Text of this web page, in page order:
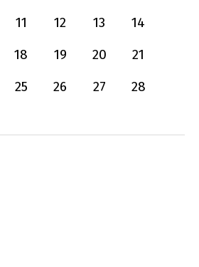
11 12 13
14
18 19 20
21
25 26 27
28